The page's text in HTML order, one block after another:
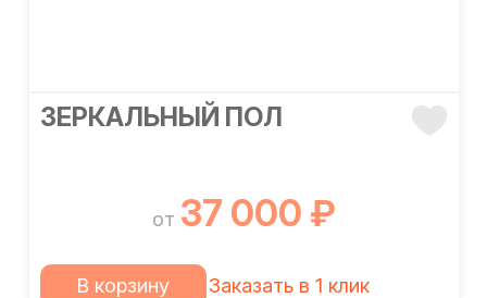
ЗЕРКАЛЬНЫЙ ПОЛ
от 37 000 ₽
В корзину Заказать в 1 клик